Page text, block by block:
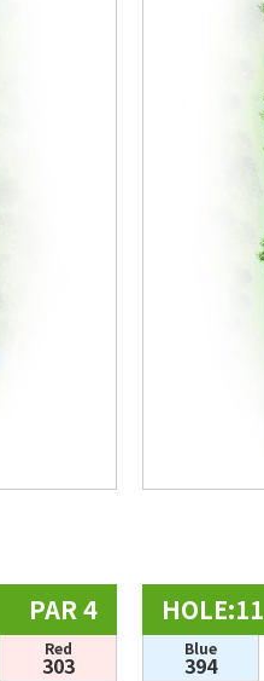
PAR 4
Red
303
HOLE:11
Blue
394